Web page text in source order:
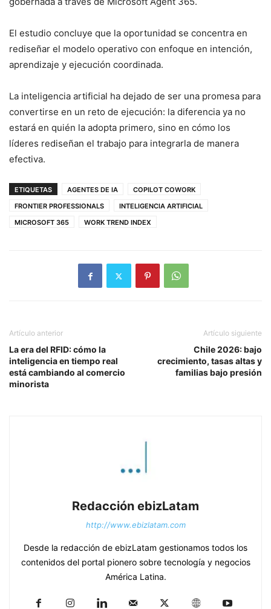
El estudio concluye que la oportunidad se concentra en
rediseñar el modelo operativo con enfoque en intención,
aprendizaje y ejecución coordinada.
La inteligencia artificial ha dejado de ser una promesa para
convertirse en un reto de ejecución: la diferencia ya no
estará en quién la adopta primero, sino en cómo los
líderes rediseñan el trabajo para integrarla de manera
efectiva.
ETIQUETAS AGENTES DE IA
COPILOT COWORK
FRONTIER PROFESSIONALS
INTELIGENCIA ARTIFICIAL
MICROSOFT 365
WORK TREND INDEX
Artículo anterior
La era del RFID: cómo la
inteligencia en tiempo real
está cambiando al comercio
minorista
Artículo siguiente
Chile 2026: bajo
crecimiento, tasas altas y
familias bajo presión
Redacción ebizLatam
http://www.ebizlatam.com
Desde la redacción de ebizLatam gestionamos todos los
contenidos del portal pionero sobre tecnología y negocios
América Latina.